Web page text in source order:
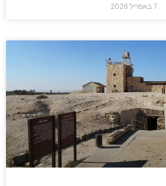
7 באפריל 2026